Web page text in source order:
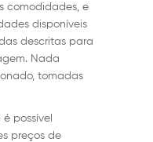
comodidades, e
disponíveis
descritas para
Nada
tomadas
possível
preços de